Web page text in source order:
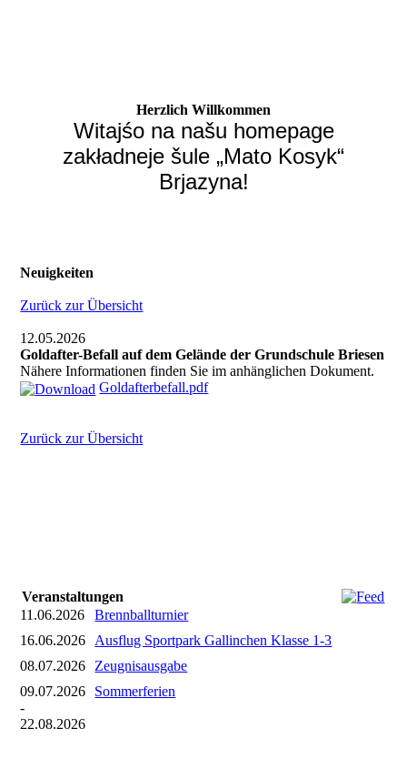
Herzlich Willkommen
Witajśo na našu homepage
zakładneje šule „Mato Kosyk“
Brjazyna!
Neuigkeiten
Zurück zur Übersicht
12.05.2026
Goldafter-Befall auf dem Gelände der Grundschule Briesen
Nähere Informationen finden Sie im anhänglichen Dokument.
Goldafterbefall.pdf
Zurück zur Übersicht
Veranstaltungen
11.06.2026
Brennballturnier
16.06.2026
Ausflug Sportpark Gallinchen Klasse 1-3
08.07.2026
Zeugnisausgabe
09.07.2026
-
22.08.2026
Sommerferien